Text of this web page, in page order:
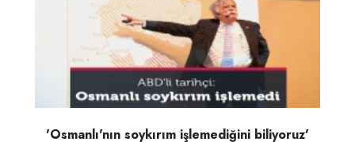
'Osmanlı'nın soykırım işlemediğini biliyoruz'